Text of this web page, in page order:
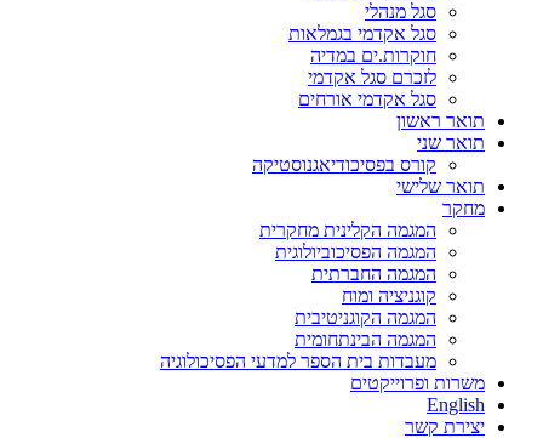
סגל מנהלי
סגל אקדמי בגמלאות
חוקרות.ים במדיה
לזכרם סגל אקדמי
סגל אקדמי אורחים
תואר ראשון
תואר שני
קורס בפסיכודיאגנוסטיקה
תואר שלישי
מחקר
המגמה הקלינית מחקרית
המגמה הפסיכוביולוגית
המגמה החברתית
קוגניציה ומוח
המגמה הקוגניטיבית
המגמה הבינתחומית
מעבדות בית הספר למדעי הפסיכולוגיה
משרות ופרוייקטים
English
יצירת קשר